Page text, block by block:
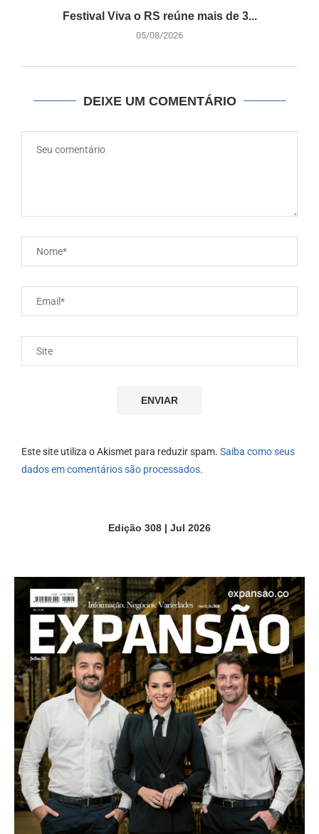
Festival Viva o RS reúne mais de 3...
05/08/2026
DEIXE UM COMENTÁRIO
Este site utiliza o Akismet para reduzir spam. Saiba como seus
dados em comentários são processados.
Edição 308 | Jul 2026